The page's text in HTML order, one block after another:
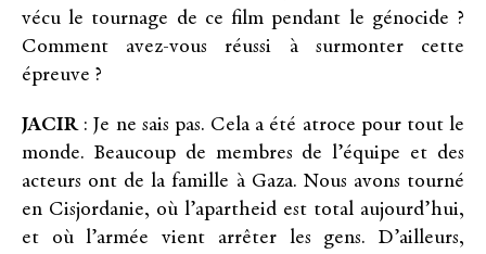
vécu le tournage de ce film pendant le génocide ?
Comment avez-vous réussi à surmonter cette
épreuve ?
JACIR: Je ne sais pas. Cela a été atroce pour tout le
monde. Beaucoup de membres de l’équipe et des
acteurs ont de la famille à Gaza. Nous avons tourné
en Cisjordanie, où l’apartheid est total aujourd’hui,
et où l’armée vient arrêter les gens. D’ailleurs,